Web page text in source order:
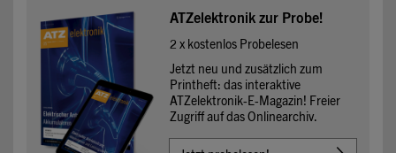
ATZelektronik zur Probe!
2 x kostenlos Probelesen
Jetzt neu und zusätzlich zum
Printheft: das interaktive
ATZelektronik-E-Magazin! Freier
Zugriff auf das Onlinearchiv.